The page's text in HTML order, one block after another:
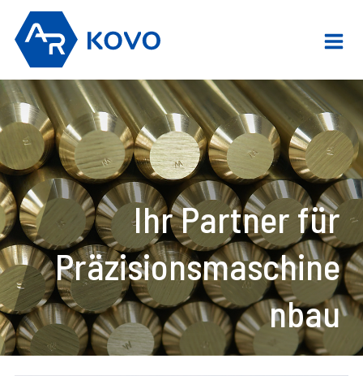
Inhalt
springen
Ihr Partner für
Präzisionsmaschine
nbau